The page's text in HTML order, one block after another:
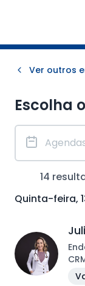
Ver outros
Escolha
14
Quinta-feira,